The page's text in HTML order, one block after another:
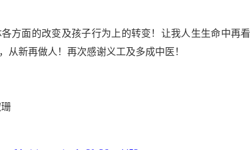
方面的改变及孩子行为上的转变！让我人生生命中再看
从新再做人！再次感谢义工及多成中医！